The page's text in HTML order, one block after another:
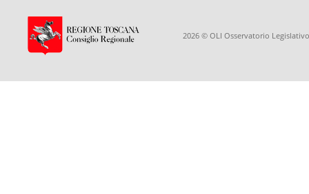
2026 © OLI Osservatorio